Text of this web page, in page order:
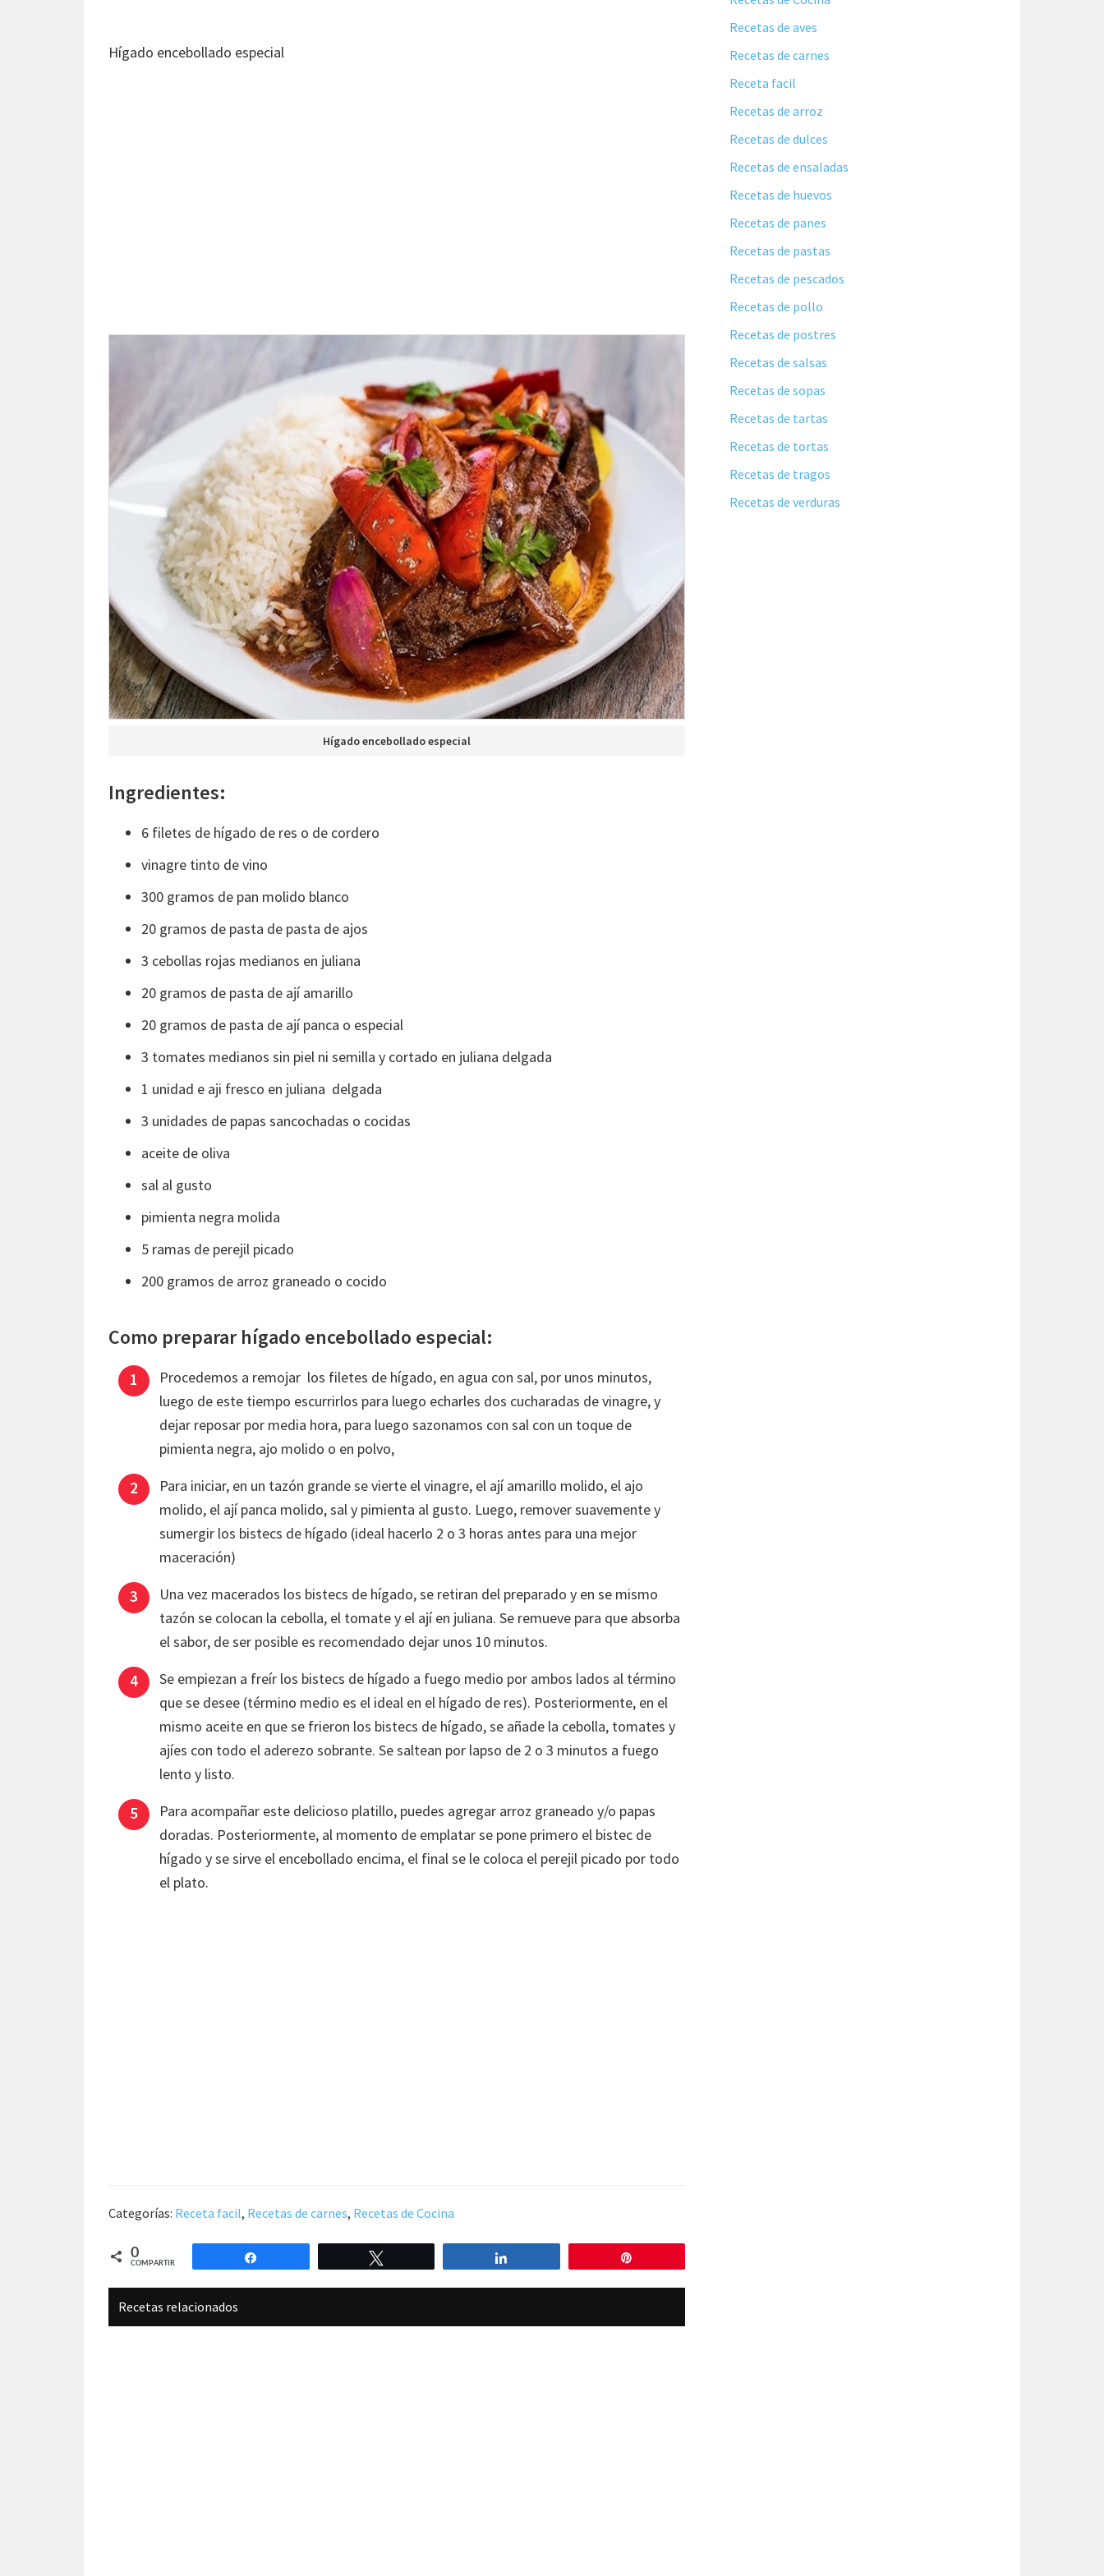
Hígado encebollado especial
Hígado encebollado especial
Ingredientes:
6 filetes de hígado de res o de cordero
vinagre tinto de vino
300 gramos de pan molido blanco
20 gramos de pasta de pasta de ajos
3 cebollas rojas medianos en juliana
20 gramos de pasta de ají amarillo
20 gramos de pasta de ají panca o especial
3 tomates medianos sin piel ni semilla y cortado en juliana delgada
1 unidad e aji fresco en juliana delgada
3 unidades de papas sancochadas o cocidas
aceite de oliva
sal al gusto
pimienta negra molida
5 ramas de perejil picado
200 gramos de arroz graneado o cocido
Como preparar hígado encebollado especial:
Procedemos a remojar los filetes de hígado, en agua con sal, por unos minutos,
luego de este tiempo escurrirlos para luego echarles dos cucharadas de vinagre, y
dejar reposar por media hora, para luego sazonamos con sal con un toque de
pimienta negra, ajo molido o en polvo,
Para iniciar, en un tazón grande se vierte el vinagre, el ají amarillo molido, el ajo
molido, el ají panca molido, sal y pimienta al gusto. Luego, remover suavemente y
sumergir los bistecs de hígado (ideal hacerlo 2 o 3 horas antes para una mejor
maceración)
Una vez macerados los bistecs de hígado, se retiran del preparado y en se mismo
tazón se colocan la cebolla, el tomate y el ají en juliana. Se remueve para que absorba
el sabor, de ser posible es recomendado dejar unos 10 minutos.
Se empiezan a freír los bistecs de hígado a fuego medio por ambos lados al término
que se desee (término medio es el ideal en el hígado de res). Posteriormente, en el
mismo aceite en que se frieron los bistecs de hígado, se añade la cebolla, tomates y
ajíes con todo el aderezo sobrante. Se saltean por lapso de 2 o 3 minutos a fuego
lento y listo.
Para acompañar este delicioso platillo, puedes agregar arroz graneado y/o papas
doradas. Posteriormente, al momento de emplatar se pone primero el bistec de
hígado y se sirve el encebollado encima, el final se le coloca el perejil picado por todo
el plato.
Categorías: Receta facil, Recetas de carnes, Recetas de Cocina
0
COMPARTIR
Recetas relacionados
Recetas de aves
Recetas de carnes
Receta facil
Recetas de arroz
Recetas de dulces
Recetas de ensaladas
Recetas de huevos
Recetas de panes
Recetas de pastas
Recetas de pescados
Recetas de pollo
Recetas de postres
Recetas de salsas
Recetas de sopas
Recetas de tartas
Recetas de tortas
Recetas de tragos
Recetas de verduras